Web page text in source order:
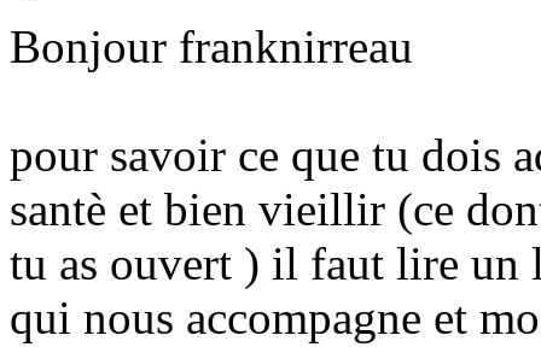
Bonjour franknirreau
pour savoir ce que tu dois
santè et bien vieillir (ce
tu as ouvert ) il faut lire
qui nous accompagne et